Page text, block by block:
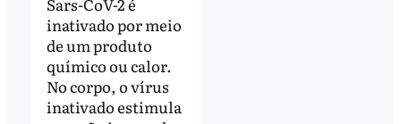
inativado por meio
de um produto
químico ou calor.
No corpo, o vírus
inativado estimula